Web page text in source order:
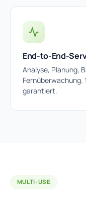
End-to-End-
Analyse, Planung,
Fernüberwachung.
garantiert.
MULTI-USE